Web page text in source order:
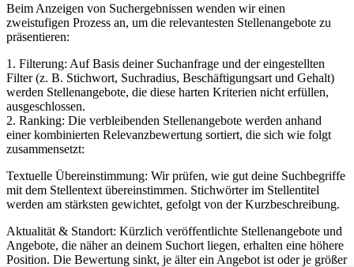
Beim Anzeigen von Suchergebnissen wenden wir einen
zweistufigen Prozess an, um die relevantesten Stellenangebote zu
präsentieren:
1. Filterung: Auf Basis deiner Suchanfrage und der eingestellten
Filter (z. B. Stichwort, Suchradius, Beschäftigungsart und Gehalt)
werden Stellenangebote, die diese harten Kriterien nicht erfüllen,
ausgeschlossen.
2. Ranking: Die verbleibenden Stellenangebote werden anhand
einer kombinierten Relevanzbewertung sortiert, die sich wie folgt
zusammensetzt:
Textuelle Übereinstimmung: Wir prüfen, wie gut deine Suchbegriffe
mit dem Stellentext übereinstimmen. Stichwörter im Stellentitel
werden am stärksten gewichtet, gefolgt von der Kurzbeschreibung.
Aktualität & Standort: Kürzlich veröffentlichte Stellenangebote und
Angebote, die näher an deinem Suchort liegen, erhalten eine höhere
Position. Die Bewertung sinkt, je älter ein Angebot ist oder je größer